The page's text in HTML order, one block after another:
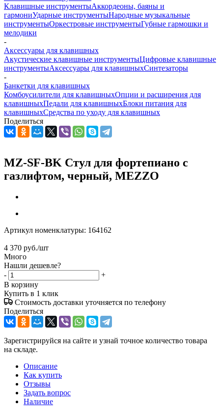
Клавишные инструментыАккордеоны, баяны и
гармониУдарные инструментыНародные музыкальные
инструментыОркестровые инструментыГубные гармошки и
мелодики
-
Аксессуары для клавишных
Акустические клавишные инструментыЦифровые клавишные
инструментыАксессуары для клавишныхСинтезаторы
-
Банкетки для клавишных
Комбоусилители для клавишныхОпции и расширения для
клавишныхПедали для клавишныхБлоки питания для
клавишныхСредства по уходу для клавишных
Поделиться
MZ-SF-BK Стул для фортепиано с
газлифтом, черный, MEZZO
Артикул номенклатуры: 164162
4 370 руб./шт
Много
Нашли дешевле?
-
+
В корзину
Купить в 1 клик
Стоимость доставки уточняется по телефону
Поделиться
Зарегистрируйся на сайте и узнай точное количество товара
на складе.
Описание
Как купить
Отзывы
Задать вопрос
Наличие